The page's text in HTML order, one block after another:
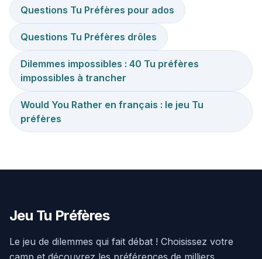
Questions Tu Préfères pour ados
Questions Tu Préfères drôles
Dilemmes impossibles : 40 Tu préfères
impossibles à trancher
Would You Rather en français : le jeu Tu
préfères
Jeu Tu Préfères
Le jeu de dilemmes qui fait débat ! Choisissez votre
camp et découvrez les préférences de milliers